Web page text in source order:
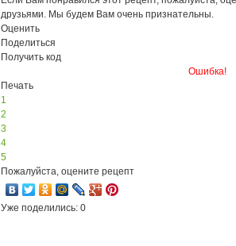
друзьями. Мы будем Вам очень признательны.
Оценить
Поделиться
Получить код
Ошибка!
Печать
1
2
3
4
5
Пожалуйста, оцените рецепт
Уже поделились: 0